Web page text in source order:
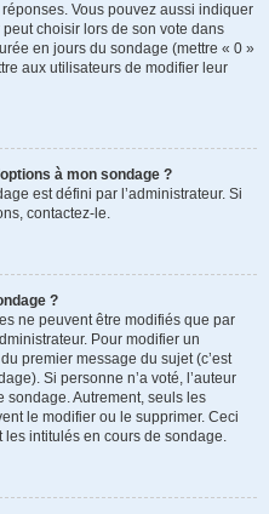
Vous pouvez aussi indiquer
choisir lors de son vote dans
en jours du sondage (mettre « 0 »
aux utilisateurs de modifier leur
à mon sondage ?
est défini par l’administrateur. Si
contactez-le.
?
ne peuvent être modifiés que par
Pour modifier un
premier message du sujet (c’est
Si personne n’a voté, l’auteur
Autrement, seuls les
le modifier ou le supprimer. Ceci
intitulés en cours de sondage.